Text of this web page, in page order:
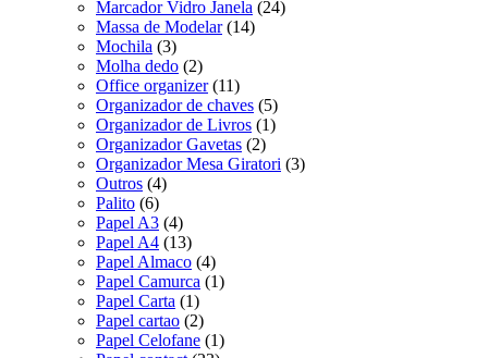
Marcador Vidro Janela (24)
Massa de Modelar (14)
Mochila (3)
Molha dedo (2)
Office organizer (11)
Organizador de chaves (5)
Organizador de Livros (1)
Organizador Gavetas (2)
Organizador Mesa Giratori (3)
Outros (4)
Palito (6)
Papel A3 (4)
Papel A4 (13)
Papel Almaco (4)
Papel Camurca (1)
Papel Carta (1)
Papel cartao (2)
Papel Celofane (1)